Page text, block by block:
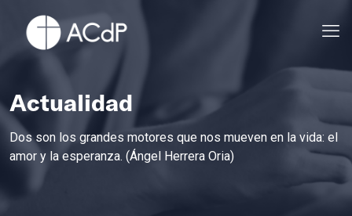
Actualidad
Dos son los grandes motores que nos mueven en la vida: el
amor y la esperanza. (Ángel Herrera Oria)